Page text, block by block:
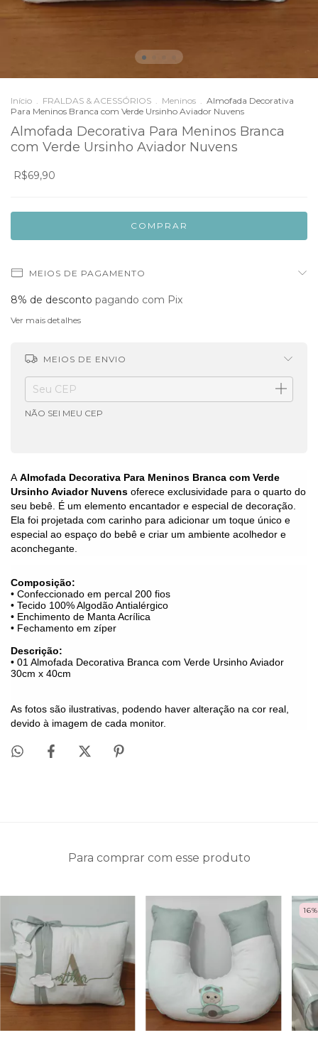
Início . FRALDAS & ACESSÓRIOS . Meninos . Almofada Decorativa
Para Meninos Branca com Verde Ursinho Aviador Nuvens
Almofada Decorativa Para Meninos Branca
com Verde Ursinho Aviador Nuvens
R$69,90
MEIOS DE PAGAMENTO
8% de desconto pagando com Pix
Ver mais detalhes
MEIOS DE ENVIO
Entregas para o CEP:
ALTERAR CEP
NÃO SEI MEU CEP
A Almofada Decorativa Para Meninos Branca com Verde
Ursinho Aviador Nuvens oferece exclusividade para o quarto do
seu bebê. É um elemento encantador e especial de decoração.
Ela foi projetada com carinho para adicionar um toque único e
especial ao espaço do bebê e criar um ambiente acolhedor e
aconchegante.
Composição:
• Confeccionado em percal 200 fios
• Tecido 100% Algodão Antialérgico
• Enchimento de Manta Acrílica
• Fechamento em zíper
Descrição:
• 01 Almofada Decorativa Branca com Verde Ursinho Aviador
30cm x 40cm
As fotos são ilustrativas, podendo haver alteração na cor real,
devido à imagem de cada monitor.
Para comprar com esse produto
16